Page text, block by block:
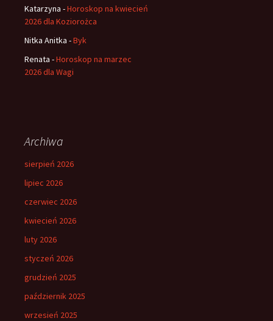
Katarzyna -Horoskop na kwiecień
2026 dla Koziorożca
Nitka Anitka -Byk
Renata -Horoskop na marzec
2026 dla Wagi
Archiwa
sierpień 2026
lipiec 2026
czerwiec 2026
kwiecień 2026
luty 2026
styczeń 2026
grudzień 2025
październik 2025
wrzesień 2025